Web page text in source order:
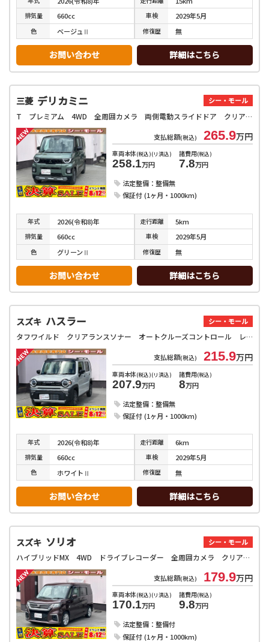
排気量 660cc 車検 2029年5月
色 ベージュⅡ 修復歴 無
お問い合わせ 詳細はこちら
三菱 デリカミニ シー・モール
T プレミアム 4WD 全周囲カメラ 両側電動スライドドア クリアランスソナー オートクルーズコントロール レーンアシスト オートマチックハイビーム オートライト スマートキー アイドリングストップ 電動格納ミラー
支払総額(税込) 265.9万円
車両本体(税込)(リ済込)
258.1万円
諸費用(税込)
7.8万円
法定整備：整備無
保証付 (1ヶ月・1000km)
年式 2026(令和8)年 走行距離 5km
排気量 660cc 車検 2029年5月
色 グリーンⅡ 修復歴 無
お問い合わせ 詳細はこちら
スズキ ハスラー シー・モール
タフワイルド クリアランスソナー オートクルーズコントロール レーンアシスト 衝突被害軽減システム オートライト LEDヘッドランプ スマートキー アイドリングストップ 電動格納ミラー シートヒーター CVT
支払総額(税込) 215.9万円
車両本体(税込)(リ済込)
207.9万円
諸費用(税込)
8万円
法定整備：整備無
保証付 (1ヶ月・1000km)
年式 2026(令和8)年 走行距離 6km
排気量 660cc 車検 2029年5月
色 ホワイトⅡ 修復歴 無
お問い合わせ 詳細はこちら
スズキ ソリオ シー・モール
ハイブリッドMX 4WD ドライブレコーダー 全周囲カメラ クリアランスソナー オートクルーズコントロール レーンアシスト 衝突被害軽減システム 両側スライド・片側電動 オートライト スマートキー アイドリングストップ
支払総額(税込) 179.9万円
車両本体(税込)(リ済込)
170.1万円
諸費用(税込)
9.8万円
法定整備：整備付
保証付 (1ヶ月・1000km)